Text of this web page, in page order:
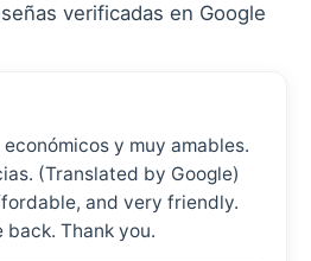
verificadas en Google
y muy amables.
(Translated by Google)
and very friendly.
back. Thank you.